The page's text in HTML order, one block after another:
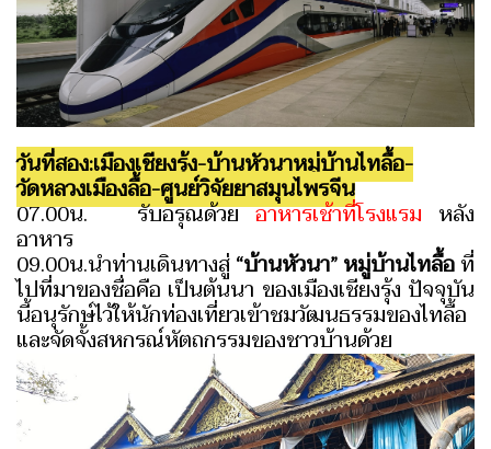
วันที่สอง:เมืองเชียงรุ้ง-บ้านหัวนาหมู่บ้านไทลื้อ-
วัดหลวงเมืองลื้อ-ศูนย์วิจัยยาสมุนไพรจีน
07.00น. รับอรุณด้วยอาหารเช้าที่โรงแรม หลัง
อาหาร
09.00น.นำท่านเดินทางสู่“บ้านหัวนา” หมู่บ้านไทลื้อที่
ไปที่มาของชื่อคือ เป็นต้นนา ของเมืองเชียงรุ้ง ปัจจุบัน
นี้อนุรักษ์ไว้ให้นักท่องเที่ยวเข้าชมวัฒนธรรมของไทลื้อ
และจัดจั้งสหกรณ์หัตถกรรมของชาวบ้านด้วย